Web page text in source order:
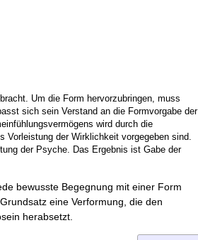
Um die Form hervorzubringen, muss
sich sein Verstand an die Formvorgabe der
wird durch die
Vorleistung der Wirklichkeit vorgegeben sind.
der Psyche. Das Ergebnis ist Gabe der
bewusste Begegnung mit einer Form
eine Verformung, die den
herabsetzt.